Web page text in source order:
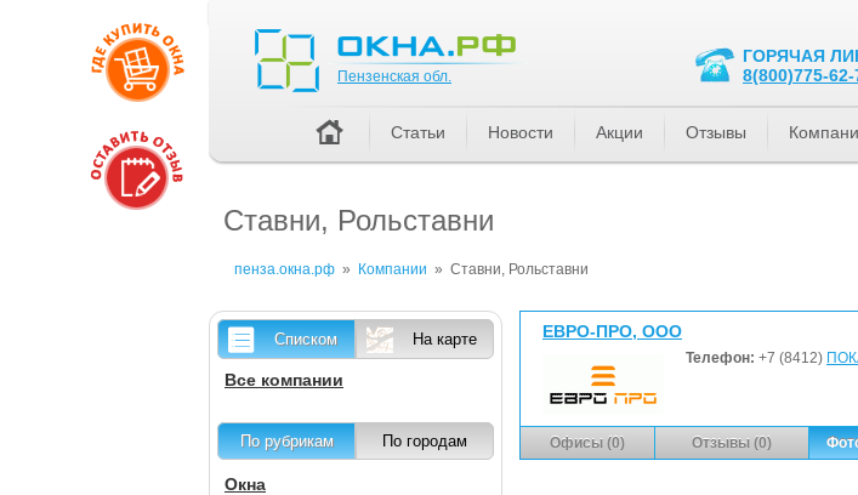
Ставни, Рольставни
пенза.окна.рф » Компании » Ставни, Рольставни
ЕВРО-ПРО, ООО
Телефон: +7 (8412)
Офисы (0) Отзывы (0)
Списком На карте
Все компании
По рубрикам По городам
Окна
Пензенская обл.
ГОРЯЧАЯ
8(800)775-62-
Статьи Новости Акции Отзывы